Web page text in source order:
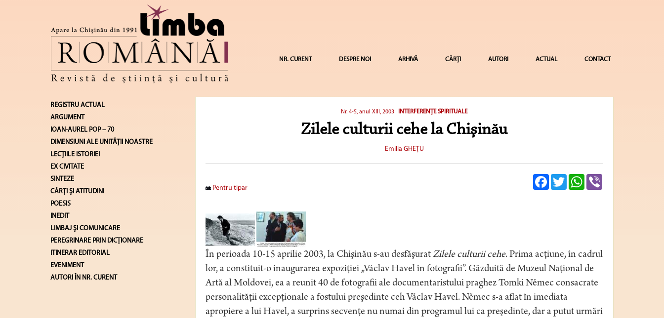
NR. CURENT DESPRE NOI ARHIVĂ CĂRȚI AUTORI ACTUAL CONTACT
REGISTRU ACTUAL
ARGUMENT
IOAN-AUREL POP – 70
DIMENSIUNI ALE UNITĂŢII NOASTRE
LECŢIILE ISTORIEI
EX CIVITATE
SINTEZE
CĂRŢI ŞI ATITUDINI
POESIS
INEDIT
LIMBAJ ŞI COMUNICARE
PEREGRINARE PRIN DICȚIONARE
ITINERAR EDITORIAL
EVENIMENT
AUTORI ÎN NR. CURENT
Nr. 4-5, anul XIII, 2003 INTERFERENŢE SPIRITUALE
Zilele culturii cehe la Chişinău
Emilia GHEŢU
Pentru tipar
FacebookTwitterWhatsApp
În perioada 10-15 aprilie 2003, la Chişinău s-au desfăşurat Zilele culturii cehe. Prima acţiune, în cadrul
lor, a constituit-o inaugurarea expoziţiei „Václav Havel în fotografii”. Găzduită de Muzeul Naţional de
Artă al Moldovei, ea a reunit 40 de fotografii ale documentaristului praghez Tomki Němec consacrate
personalităţii excepţionale a fostului preşedinte ceh Václav Havel. Němec s-a aflat în imediata
apropiere a lui Havel, a surprins secvenţe nu numai din programul lui ca preşedinte, dar a putut urmări